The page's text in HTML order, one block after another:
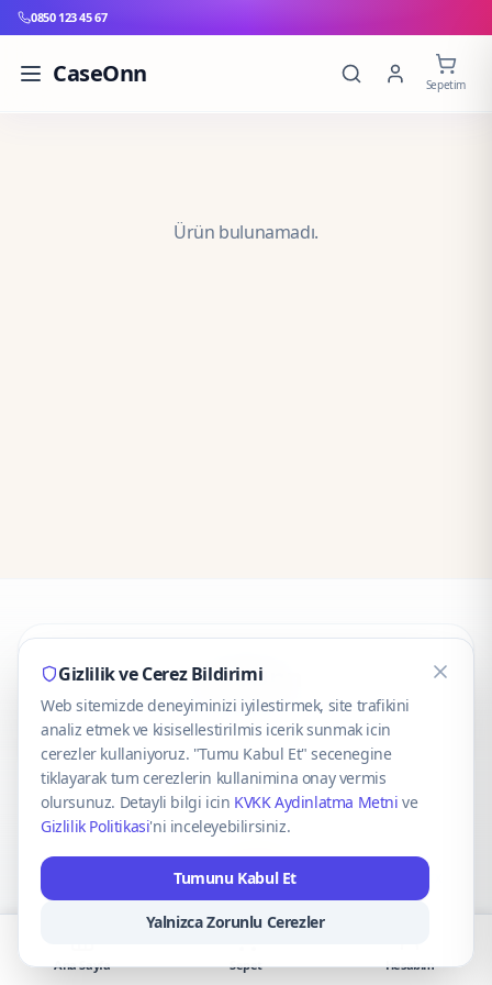
0850 123 45 67
CaseOnn Sepetim
Ürün bulunamadı.
CaseOnn
© 2025 CaseOnn. Tüm hakları saklıdır.
VISA Mastercard
Gizlilik ve Cerez Bildirimi
Web sitemizde deneyiminizi iyilestirmek, site trafikini
analiz etmek ve kisisellestirilmis icerik sunmak icin
cerezler kullaniyoruz. "Tumu Kabul Et" secenegine
tiklayarak tum cerezlerin kullanimina onay vermis
olursunuz. Detayli bilgi icin KVKK Aydinlatma Metni ve
Gizlilik Politikasi'ni inceleyebilirsiniz.
Tumunu Kabul Et
Yalnizca Zorunlu Cerezler
Ana Sayfa Sepet Hesabım